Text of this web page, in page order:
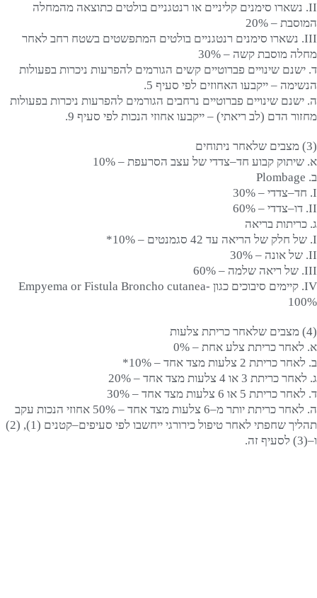
II. נשארו סימנים קליניים או רנטגניים בולטים כתוצאה מהמחלה
המוסבת – 20%
III. נשארו סימנים רנטגניים בולטים המתפשטים בשטח רחב לאחר
מחלה מוסבת קשה – 30%
ד. ישנם שינויים פברוטיים קשים הגורמים להפרעות ניכרות בפעולות
הנשימה – ייקבעו האחוזים לפי סעיף 5.
ה. ישנם שינויים פברוטיים נרחבים הגורמים להפרעות ניכרות בפעולות
מחזור הדם (לב ריאתי) – ייקבעו אחוזי הנכות לפי סעיף 9.
(3) מצבים שלאחר ניתוחים
א. שיתוק קבוע חד–צדדי של עצב הסרעפת – 10%
ב. Plombage
I. חד–צדדי – 30%
II. דו–צדדי – 60%
ג. כריתות בריאה
I. של חלק של הריאה עד 42 סגמנטים – 10%*
II. של אונה – 30%
III. של ריאה שלמה – 60%
IV. קיימים סיבוכים כגון Empyema or Fistula Broncho cutanea-
100%
(4) מצבים שלאחר כריתת צלעות
א. לאחר כריתת צלע אחת – 0%
ב. לאחר כריתת 2 צלעות מצד אחד – 10%*
ג. לאחר כריתת 3 או 4 צלעות מצד אחד – 20%
ד. לאחר כריתת 5 או 6 צלעות מצד אחד – 30%
ה. לאחר כריתת יותר מ–6 צלעות מצד אחד – 50% אחוזי הנכות עקב
תהליך שחפתי לאחר טיפול כירורגי ייחשבו לפי סעיפים–קטנים (1), (2)
ו–(3) לסעיף זה.